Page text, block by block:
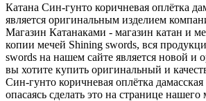
Катана Син-гунто коричневая оплётка
является оригинальным изделием
Магазин Катанаками - магазин катан и
копии мечей Shining swords, вся
swords на нашем сайте является новой и
вы хотите купить оригинальный и
Син-гунто коричневая оплётка
опасаясь сделать это на странице нашего